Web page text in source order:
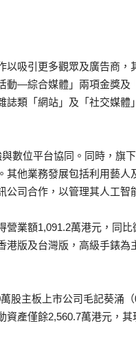
以吸引更多觀眾及廣告商，
動—綜合媒體」兩項金獎及
類「網站」及「社交媒體
數位平台協同。同時，旗
其他業務發展包括利用藝
司合作，以管理其人工智
營業額1,091.2萬港元，同
港版及台灣版，高級手錶為
股主板上市公司毛記葵涌
產僅餘2,560.7萬港元，